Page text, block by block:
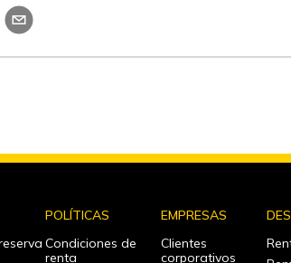
POLÍTICAS
Condiciones de
renta
EMPRESAS
Clientes
corporativos